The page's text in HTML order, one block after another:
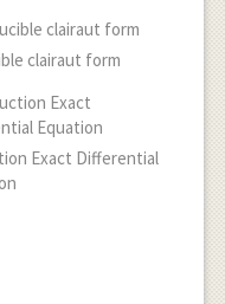
clairaut form
Exact Differential